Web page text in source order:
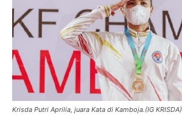
Krisda Putri Aprilia, juara Kata di Kamboja.(IG KRISDA)